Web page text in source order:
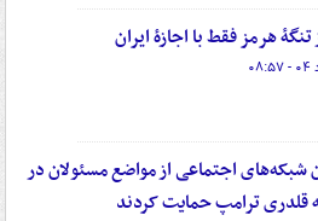
تنگۀ هرمز فقط با اجازۀ ایران
شبکه‌های اجتماعی از مواضع مسئولان در
قلدری ترامپ حمایت کردند